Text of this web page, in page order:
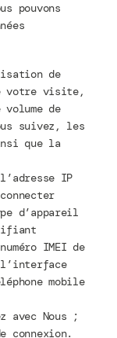
pouvons
de
votre visite,
de
suivez, les
que la
IP
d’appareil
IMEI de
l’interface
mobile
avec Nous ;
connexion.